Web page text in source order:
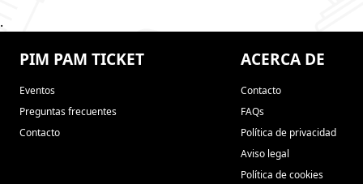
.
PIM PAM TICKET
Eventos
Preguntas frecuentes
Contacto
ACERCA DE
Contacto
FAQs
Política de privacidad
Aviso legal
Política de cookies